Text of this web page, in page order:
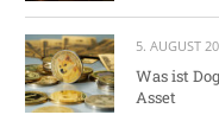
5. AUGUST
Was ist
Asset